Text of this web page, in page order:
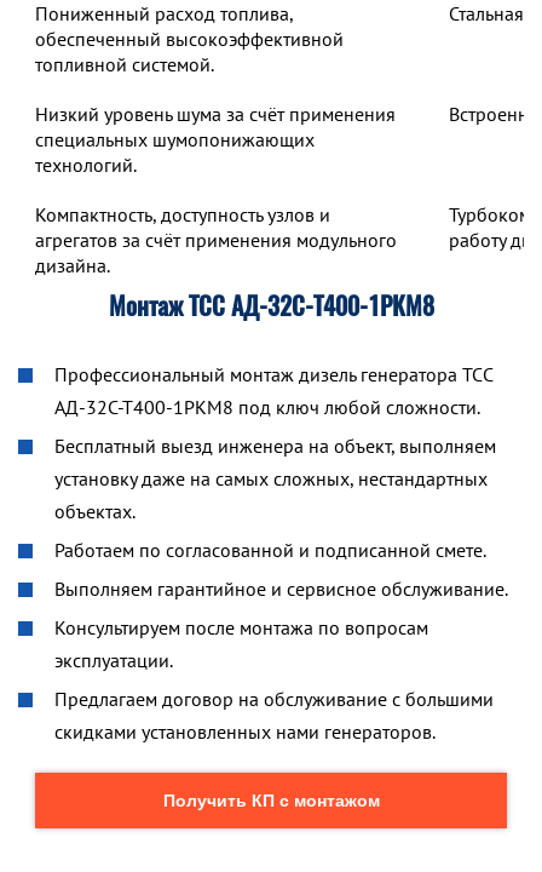
Пониженный расход топлива,
обеспеченный высокоэффективной
топливной системой.
Стальная
Низкий уровень шума за счёт применения
специальных шумопонижающих
технологий.
Компактность, доступность узлов и
агрегатов за счёт применения модульного
дизайна.
работу
Монтаж ТСС АД-32С-Т400-1РКМ8
Профессиональный монтаж дизель генератора ТСС
АД-32С-Т400-1РКМ8 под ключ любой сложности.
Бесплатный выезд инженера на объект, выполняем
установку даже на самых сложных, нестандартных
объектах.
Работаем по согласованной и подписанной смете.
Выполняем гарантийное и сервисное обслуживание.
Консультируем после монтажа по вопросам
эксплуатации.
Предлагаем договор на обслуживание с большими
скидками установленных нами генераторов.
Получить КП с монтажом